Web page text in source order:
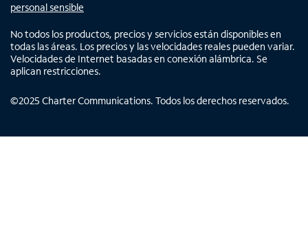
personal sensible
No todos los productos, precios y servicios están disponibles en
todas las áreas. Los precios y las velocidades reales pueden variar.
Velocidades de Internet basadas en conexión alámbrica. Se
aplican restricciones.
©2025 Charter Communications. Todos los derechos reservados.